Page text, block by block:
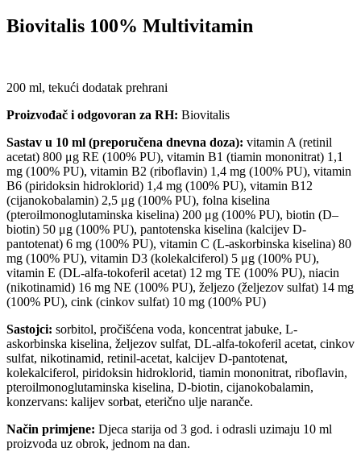
Biovitalis 100% Multivitamin
200 ml, tekući dodatak prehrani
Proizvođač i odgovoran za RH: Biovitalis
Sastav u 10 ml (preporučena dnevna doza): vitamin A (retinil
acetat) 800 μg RE (100% PU), vitamin B1 (tiamin mononitrat) 1,1
mg (100% PU), vitamin B2 (riboflavin) 1,4 mg (100% PU), vitamin
B6 (piridoksin hidroklorid) 1,4 mg (100% PU), vitamin B12
(cijanokobalamin) 2,5 μg (100% PU), folna kiselina
(pteroilmonoglutaminska kiselina) 200 μg (100% PU), biotin (D–
biotin) 50 μg (100% PU), pantotenska kiselina (kalcijev D-
pantotenat) 6 mg (100% PU), vitamin C (L-askorbinska kiselina) 80
mg (100% PU), vitamin D3 (kolekalciferol) 5 μg (100% PU),
vitamin E (DL-alfa-tokoferil acetat) 12 mg TE (100% PU), niacin
(nikotinamid) 16 mg NE (100% PU), željezo (željezov sulfat) 14 mg
(100% PU), cink (cinkov sulfat) 10 mg (100% PU)
Sastojci: sorbitol, pročišćena voda, koncentrat jabuke, L-
askorbinska kiselina, željezov sulfat, DL-alfa-tokoferil acetat, cinkov
sulfat, nikotinamid, retinil-acetat, kalcijev D-pantotenat,
kolekalciferol, piridoksin hidroklorid, tiamin mononitrat, riboflavin,
pteroilmonoglutaminska kiselina, D-biotin, cijanokobalamin,
konzervans: kalijev sorbat, eterično ulje naranče.
Način primjene: Djeca starija od 3 god. i odrasli uzimaju 10 ml
proizvoda uz obrok, jednom na dan.